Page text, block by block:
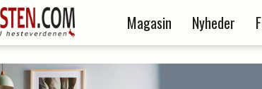
Magasin Nyheder